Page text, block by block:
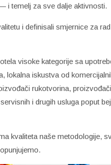
i temelj za sve dalje aktivnosti.
i definisali smjernice za
visoke kategorije sa
lokalna iskustva od
rukotvorina, proizvođači
i drugih usluga poput
kvaliteta naše metodologije,